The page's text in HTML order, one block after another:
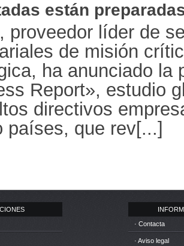
están
proveedor líder de
de misión
ha anunciado la
Report», estudio
directivos
países, que rev[...]
· Contacta
· Aviso legal